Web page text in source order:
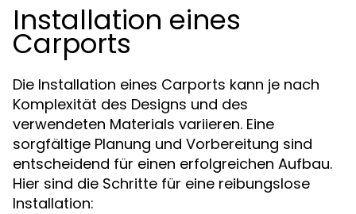
Installation eines
Carports
Die Installation eines Carports kann je nach
Komplexität des Designs und des
verwendeten Materials variieren. Eine
sorgfältige Planung und Vorbereitung sind
entscheidend für einen erfolgreichen Aufbau.
Hier sind die Schritte für eine reibungslose
Installation: